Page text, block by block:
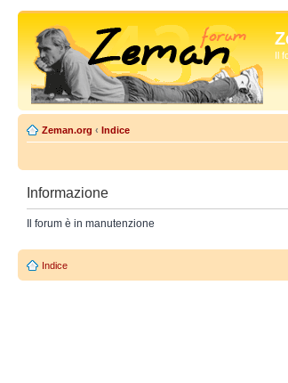
Il
Zeman.org ‹ Indice
Informazione
Il forum è in manutenzione
Indice